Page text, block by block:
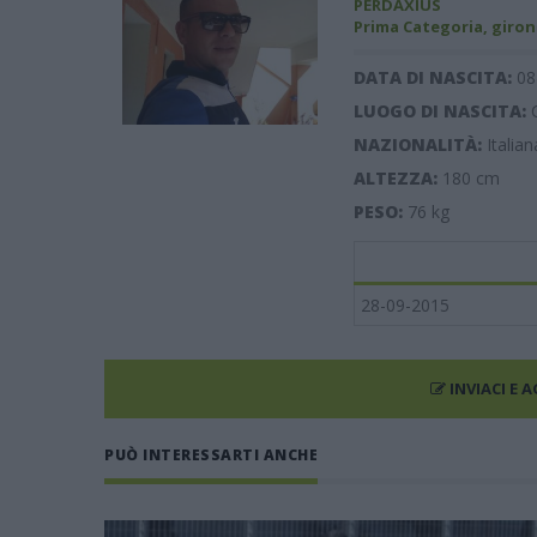
PERDAXIUS
Prima Categoria,
DATA DI NASCITA:
LUOGO DI NASCITA:
NAZIONALITÀ:
ALTEZZA: 180 cm
PESO: 76 kg
28-09-2015
INVIACI E
PUÒ INTERESSARTI ANCHE